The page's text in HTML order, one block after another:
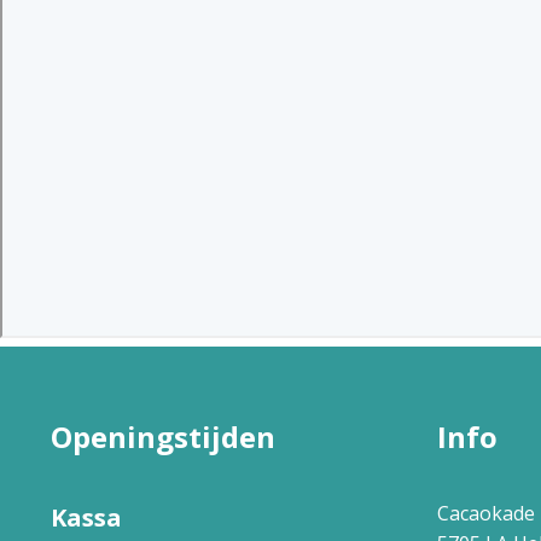
Openingstijden
Kassa
Info
Cacaokade